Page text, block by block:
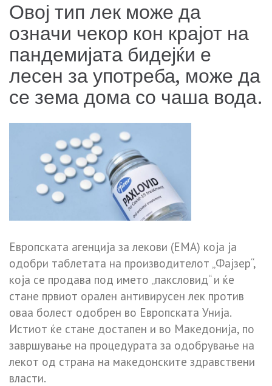
Овој тип лек може да
означи чекор кон крајот на
пандемијата бидејќи е
лесен за употреба, може да
се зема дома со чаша вода.
Европската агенција за лекови (ЕМА) која ја
одобри таблетата на производителот „Фајзер“,
која се продава под името „паксловид“ и ќе
стане првиот орален антивирусен лек против
оваа болест одобрен во Европската Унија.
Истиот ќе стане достапен и во Македонија, по
завршување на процедурата за одобрување на
лекот од страна на македонските здравствени
власти.